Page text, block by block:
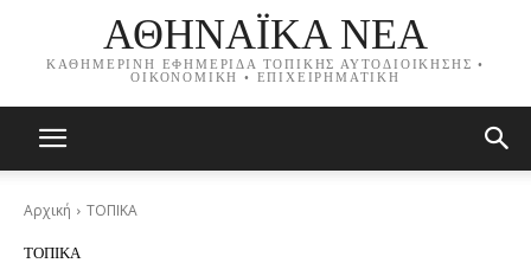
ΑΘΗΝΑΪΚΑ ΝΕΑ
ΚΑΘΗΜΕΡΙΝΗ ΕΦΗΜΕΡΙΔΑ ΤΟΠΙΚΗΣ ΑΥΤΟΔΙΟΙΚΗΣΗΣ •
ΟΙΚΟΝΟΜΙΚΗ • ΕΠΙΧΕΙΡΗΜΑΤΙΚΗ
Αρχική ΤΟΠΙΚΑ
ΤΟΠΙΚΑ